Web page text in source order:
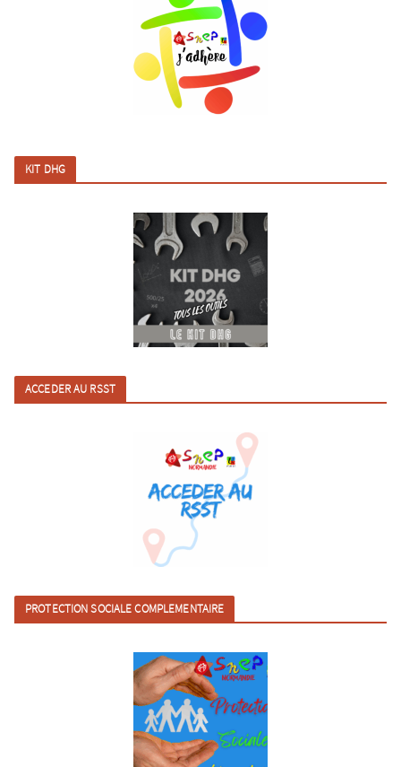
KIT DHG
ACCEDER AU RSST
PROTECTION SOCIALE COMPLEMENTAIRE